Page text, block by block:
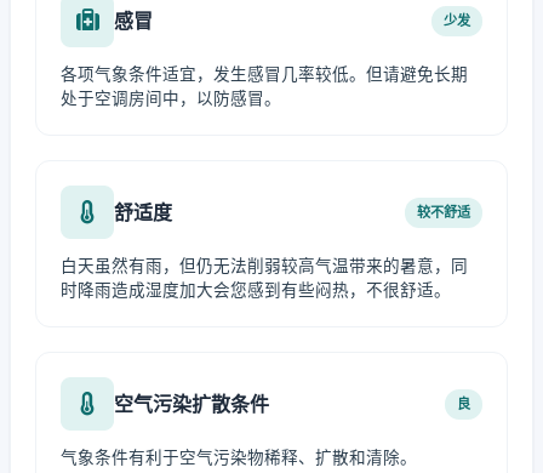
感冒 少发
各项气象条件适宜，发生感冒几率较低。但请避免长期
处于空调房间中，以防感冒。
舒适度 较不舒适
白天虽然有雨，但仍无法削弱较高气温带来的暑意，同
时降雨造成湿度加大会您感到有些闷热，不很舒适。
空气污染扩散条件 良
气象条件有利于空气污染物稀释、扩散和清除。